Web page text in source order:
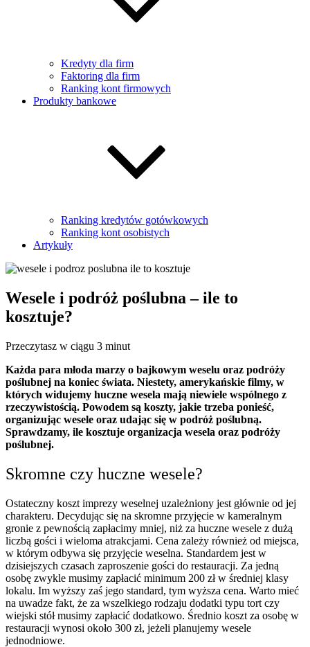
Kredyty dla firm
Faktoring dla firm
Ranking kont firmowych
Produkty bankowe
Ranking kredytów gotówkowych
Ranking kont osobistych
Artykuły
Wesele i podróż poślubna – ile to
kosztuje?
Przeczytasz w ciągu 3 minut
Każda para młoda marzy o bajkowym weselu oraz podróży
poślubnej na koniec świata. Niestety, amerykańskie filmy, w
których widujemy huczne wesela mają niewiele wspólnego z
rzeczywistością. Powodem są koszty, jakie trzeba ponieść,
organizując wesele oraz udając się w podróż poślubną.
Sprawdzamy, ile kosztuje organizacja wesela oraz podróży
poślubnej.
Skromne czy huczne wesele?
Ostateczny koszt imprezy weselnej uzależniony jest głównie od jej
charakteru. Decydując się na skromne przyjęcie w kameralnym
gronie z pewnością zapłacimy mniej, niż za huczne wesele z dużą
liczbą gości i wieloma atrakcjami. Cena zależy również od miejsca,
w którym odbywa się przyjęcie weselna. Standardem jest w
dzisiejszych czasach zaproszenie gości do restauracji. Za jedną
osobę zwykle musimy zapłacić minimum 200 zł w średniej klasy
lokalu. Im wyższy zaś jego standard, tym wyższa cena. Warto mieć
na uwadze fakt, że za wszelkiego rodzaju dodatki typu tort czy
wiejski stół musimy zapłacić dodatkowo. Średnio koszt za osobę w
restauracji wynosi około 300 zł, jeżeli planujemy wesele
jednodniowe.